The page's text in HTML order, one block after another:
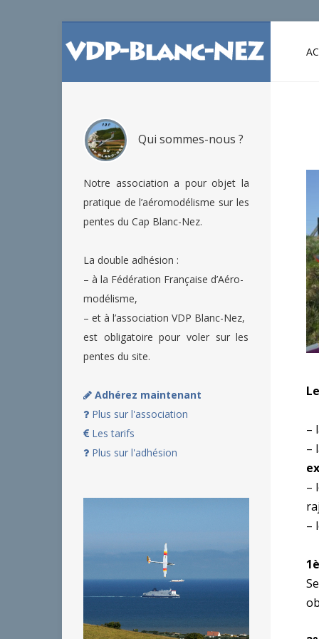
Qui sommes-nous ?
Notre association a pour objet la
pratique de l’aéromodélisme sur les
pentes du Cap Blanc-Nez.
La double adhésion :
– à la Fédération Française d’Aéro-
modélisme,
– et à l’association VDP Blanc-Nez,
est obligatoire pour voler sur les
pentes du site.
Adhérez maintenant
Plus sur l'association
Les tarifs
Plus sur l'adhésion
–
–
–
–